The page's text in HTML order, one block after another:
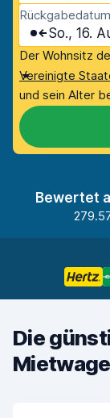
Rückgabedatum
So., 16.
Der Wohnsitz
Vereinigte
und sein Alter
Bewertet
Die